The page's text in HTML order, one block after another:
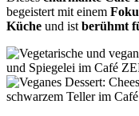
begeistert mit einem
Küche und ist berühmt